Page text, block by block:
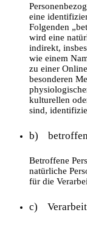
eine
Folgenden
wird eine
indirekt,
wie einem
zu einer
besonderen
kulturellen
sind,
b)
Betroffene
natürliche
für die
c)